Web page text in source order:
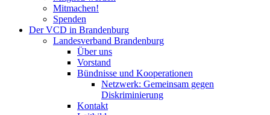
Mitmachen!
Spenden
Der VCD in Brandenburg
Landesverband Brandenburg
Über uns
Vorstand
Bündnisse und Kooperationen
Netzwerk: Gemeinsam gegen
Diskriminierung
Kontakt